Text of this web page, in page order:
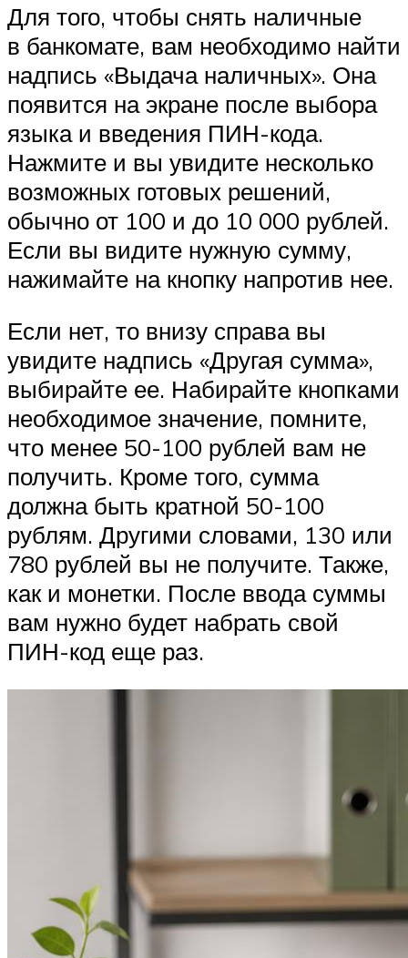
Для того, чтобы снять наличные
в банкомате, вам необходимо найти
надпись «Выдача наличных». Она
появится на экране после выбора
языка и введения ПИН-кода.
Нажмите и вы увидите несколько
возможных готовых решений,
обычно от 100 и до 10 000 рублей.
Если вы видите нужную сумму,
нажимайте на кнопку напротив нее.
Если нет, то внизу справа вы
увидите надпись «Другая сумма»,
выбирайте ее. Набирайте кнопками
необходимое значение, помните,
что менее 50-100 рублей вам не
получить. Кроме того, сумма
должна быть кратной 50-100
рублям. Другими словами, 130 или
780 рублей вы не получите. Также,
как и монетки. После ввода суммы
вам нужно будет набрать свой
ПИН-код еще раз.